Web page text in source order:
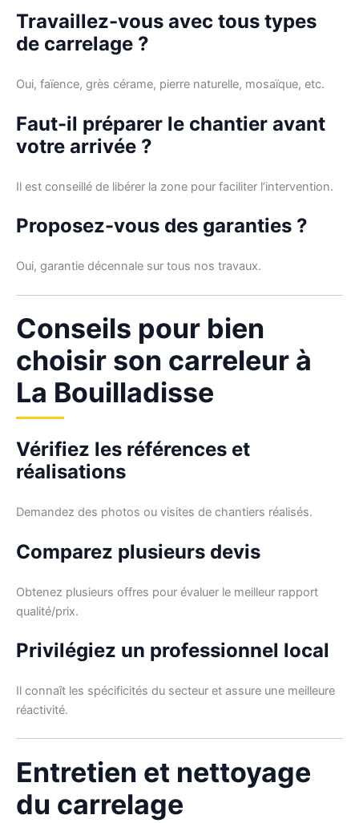
Travaillez-vous avec tous types
de carrelage ?
Oui, faïence, grès cérame, pierre naturelle, mosaïque, etc.
Faut-il préparer le chantier avant
votre arrivée ?
Il est conseillé de libérer la zone pour faciliter l’intervention.
Proposez-vous des garanties ?
Oui, garantie décennale sur tous nos travaux.
Conseils pour bien
choisir son carreleur à
La Bouilladisse
Vérifiez les références et
réalisations
Demandez des photos ou visites de chantiers réalisés.
Comparez plusieurs devis
Obtenez plusieurs offres pour évaluer le meilleur rapport
qualité/prix.
Privilégiez un professionnel local
Il connaît les spécificités du secteur et assure une meilleure
réactivité.
Entretien et nettoyage
du carrelage